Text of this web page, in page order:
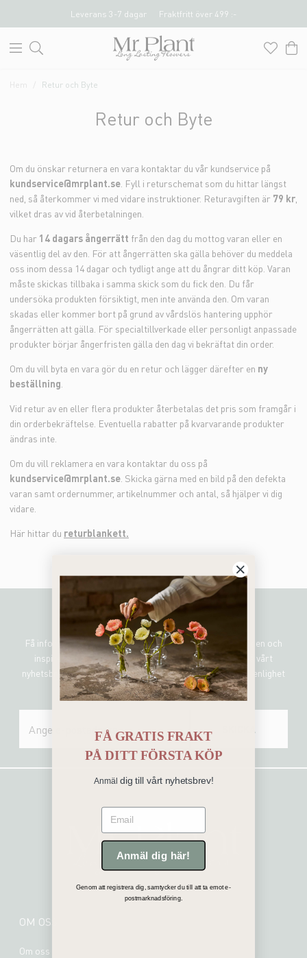
Leverans 3-7 dagar Fraktfritt över 499 :-
Hem Retur och Byte
Retur och Byte
Om du önskar returnera en vara kontaktar du vår kundservice på
kundservice@mrplant.se . Fyll i returschemat som du hittar längst
ned, så återkommer vi med vidare instruktioner. Returavgiften är 79 kr
vilket dras av vid återbetalningen.
Du har 14 dagars ångerrätt från den dag du mottog varan eller en
väsentlig del av den. För att ångerrätten ska gälla behöver du meddela
oss inom dessa 14 dagar och tydligt ange att du ångrar ditt köp. Varan
måste skickas tillbaka i samma skick som du fick den. Du får
undersöka produkten försiktigt, men inte använda den. Om varan
skadas eller kommer bort på grund av vårdslös hantering upphör
ångerrätten att gälla. För specialtillverkade eller personligt anpassade
produkter börjar ångerfristen gälla den dag vi bekräftat din order.
Om du vill byta en vara gör du en retur och lägger därefter en ny
beställning
Vid retur av en eller flera produkter återbetalas det pris som framgår i
din orderbekräftelse. Eventuella rabatter på kvarvarande produkter
ändras inte.
Om du vill reklamera en vara kontaktar du oss på
kundservice@mrplant.se . Skicka gärna med en bild på den defekta
varan samt ordernummer, artikelnummer och antal, så hjälper vi dig
vidare.
Här hittar du returblankett.
Sign me up!
Få information om de senaste nyheterna, unika erbjudanden och
inspirerande uppdateringar genom att prenumerera på vårt
nyhetsbrev. Mr Plant hanterar all personlig information i enlighet
med vår integritetspolicy.
OM OSS
Om oss
FÅ GRATIS FRAKT
PÅDITT FÖRSTA KÖP
Anmäl dig till vårt nyhetsbrev!
Email
Anmäl dig här!
Genom att registrera dig, samtycker du till att ta emot e-
postmarknadsföring.